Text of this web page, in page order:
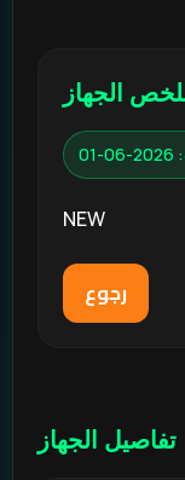
الجهاز
NEW
رجوع
تفاصيل الجهاز